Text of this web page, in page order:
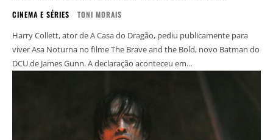
CINEMA E SÉRIES TONI MORAIS
Harry Collett, ator de A Casa do Dragão, pediu publicamente para
viver Asa Noturna no filme The Brave and the Bold, novo Batman do
DCU de James Gunn. A declaração aconteceu em...